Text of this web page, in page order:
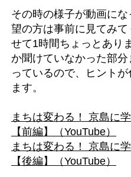
その時の様子が動画に
望の方は事前に見てみ
せて1時間ちょっとあり
か聞けていなかった部
っているので、ヒント
ます。
まちは変わる！ 京島に
【前編】（YouTube）
まちは変わる！ 京島に
【後編】（YouTube）